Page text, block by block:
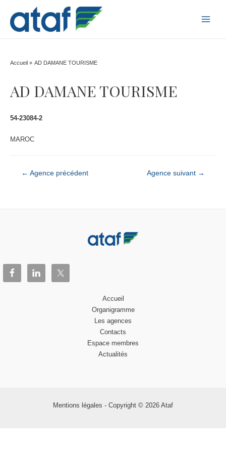
Accueil AD DAMANE TOURISME
AD DAMANE TOURISME
54-23084-2
MAROC
Navigation
l’article
← Agence précédent Agence suivant →
Accueil
Organigramme
Les agences
Contacts
Espace membres
Actualités
Mentions légales - Copyright © 2026 Ataf